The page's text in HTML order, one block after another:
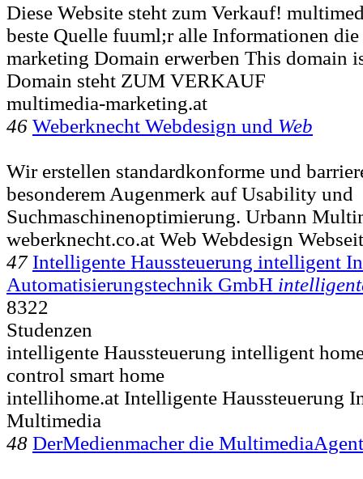
Diese Website steht zum Verkauf!
beste Quelle fuuml;r alle Informationen
marketing Domain erwerben This domain
Domain steht ZUM VERKAUF
multimedia-marketing.at
46 Weberknecht Webdesign und Web
Wir erstellen standardkonforme und
besonderem Augenmerk auf Usability und
Suchmaschinenoptimierung. Urbann
weberknecht.co.at Web Webdesign
47 Intelligente Haussteuerung intelligent
Automatisierungstechnik GmbH
8322
Studenzen
intelligente Haussteuerung intelligent
control smart home
intellihome.at Intelligente Haussteuerung
Multimedia
48 DerMedienmacher die